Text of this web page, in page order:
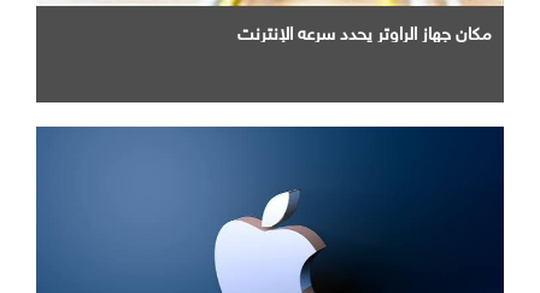
مكان جهاز الراوتر يحدد سرعه الإنترنت